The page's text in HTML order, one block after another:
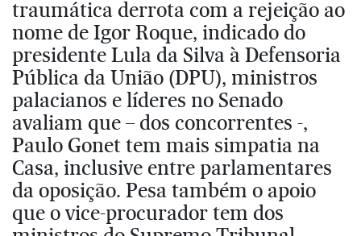
traumática derrota com a rejeição ao
nome de Igor Roque, indicado do
presidente Lula da Silva à Defensoria
Pública da União (DPU), ministros
palacianos e líderes no Senado
avaliam que – dos concorrentes -,
Paulo Gonet tem mais simpatia na
Casa, inclusive entre parlamentares
da oposição. Pesa também o apoio
que o vice-procurador tem dos